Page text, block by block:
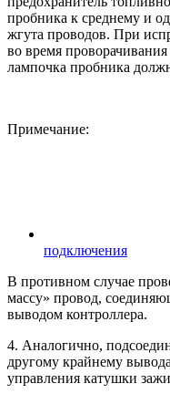
пробника к среднему и
жгута проводов. При
во время проворачивания
лампочка пробника
Примечание:
подключения
В противном случае
массу» провод,
выводом контроллера.
4. Аналогично,
другому крайнему
управления катушки